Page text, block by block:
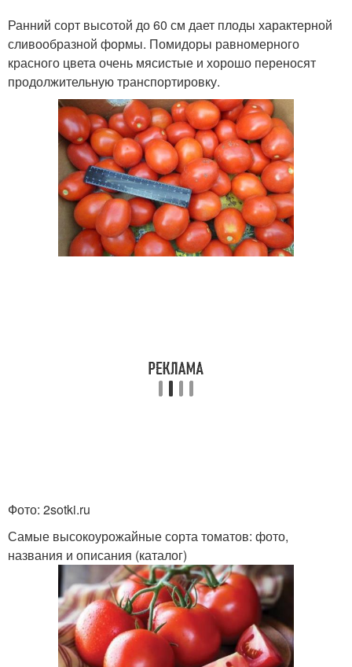
Ранний сорт высотой до 60 см дает плоды характерной
сливообразной формы. Помидоры равномерного
красного цвета очень мясистые и хорошо переносят
продолжительную транспортировку.
Фото: 2sotki.ru
Самые высокоурожайные сорта томатов: фото,
названия и описания (каталог)